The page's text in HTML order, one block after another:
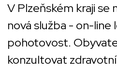
V Plzeňském kraji se
nová služba - on-line
pohotovost.
konzultovat